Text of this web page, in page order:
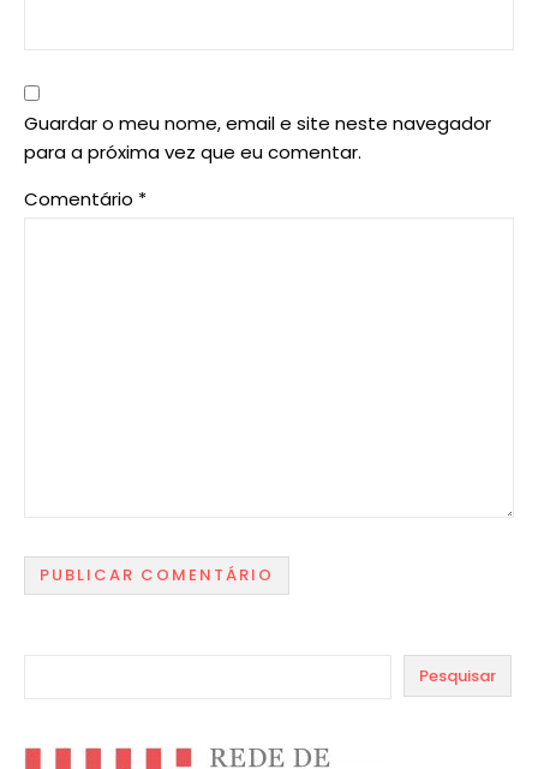
Guardar o meu nome, email e site neste navegador
para a próxima vez que eu comentar.
Comentário *
Pesquisar